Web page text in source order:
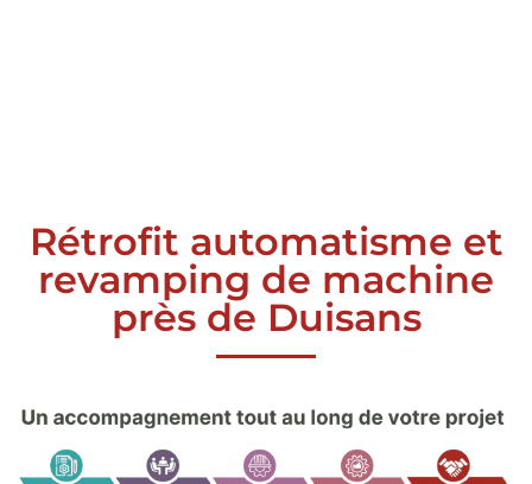
Rétrofit automatisme et
revamping de machine
près de Duisans